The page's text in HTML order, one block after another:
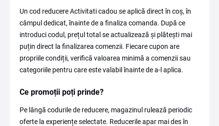
Un cod reducere Activitati cadou se aplică direct în coș, în
câmpul dedicat, înainte de a finaliza comanda. După ce
introduci codul, prețul total se actualizează și plătești mai
puțin direct la finalizarea comenzii. Fiecare cupon are
propriile condiții, verifică valoarea minimă a comenzii sau
categoriile pentru care este valabil înainte de a-l aplica.
Ce promoții poți prinde?
Pe lângă codurile de reducere, magazinul rulează periodic
oferte la experiențe selectate. Reducerile apar mai des în